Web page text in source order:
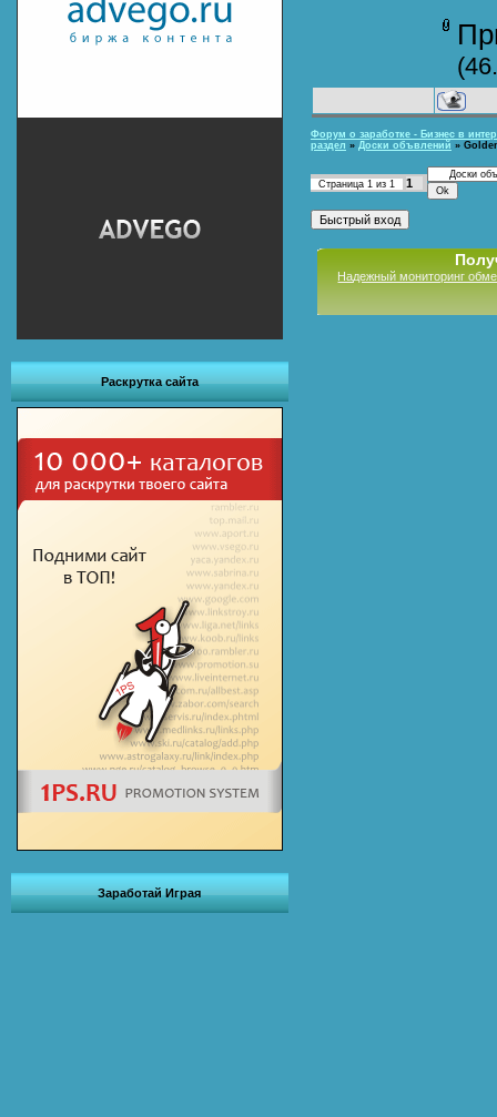
Раскрутка сайта
Заработай Играя
Форум о заработке - Бизнес в
раздел » Доски объвлений »
Страница 1 из 1 1
Надежный мониторинг